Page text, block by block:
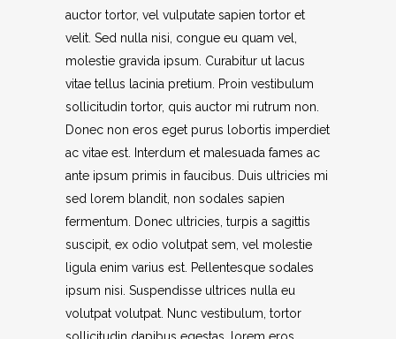
auctor tortor, vel vulputate sapien tortor et
velit. Sed nulla nisi, congue eu quam vel,
molestie gravida ipsum. Curabitur ut lacus
vitae tellus lacinia pretium. Proin vestibulum
sollicitudin tortor, quis auctor mi rutrum non.
Donec non eros eget purus lobortis imperdiet
ac vitae est. Interdum et malesuada fames ac
ante ipsum primis in faucibus. Duis ultricies mi
sed lorem blandit, non sodales sapien
fermentum. Donec ultricies, turpis a sagittis
suscipit, ex odio volutpat sem, vel molestie
ligula enim varius est. Pellentesque sodales
ipsum nisi. Suspendisse ultrices nulla eu
volutpat volutpat. Nunc vestibulum, tortor